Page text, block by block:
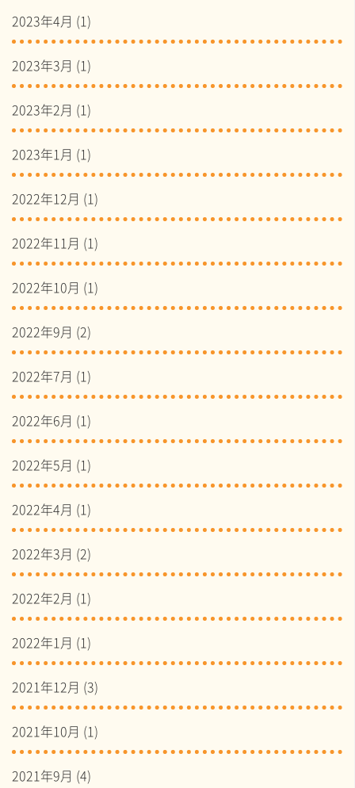
2023年4月 (1)
2023年3月 (1)
2023年2月 (1)
2023年1月 (1)
2022年12月 (1)
2022年11月 (1)
2022年10月 (1)
2022年9月 (2)
2022年7月 (1)
2022年6月 (1)
2022年5月 (1)
2022年4月 (1)
2022年3月 (2)
2022年2月 (1)
2022年1月 (1)
2021年12月 (3)
2021年10月 (1)
2021年9月 (4)